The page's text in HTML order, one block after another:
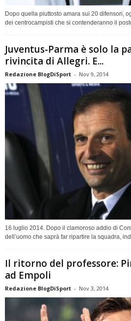
Dopo quella piuttosto amara sui 20 difensori,
dei centrocampisti che si contenderanno il
Juventus-Parma è solo la
rivincita di Allegri. E...
Redazione BlogDiSport - Nov 9, 2014
16 luglio 2014. Dopo il clamoroso addio di
dell’uomo che saprà far ripartire la squadra,
Il ritorno del professore:
ad Empoli
Redazione BlogDiSport - Nov 3, 2014